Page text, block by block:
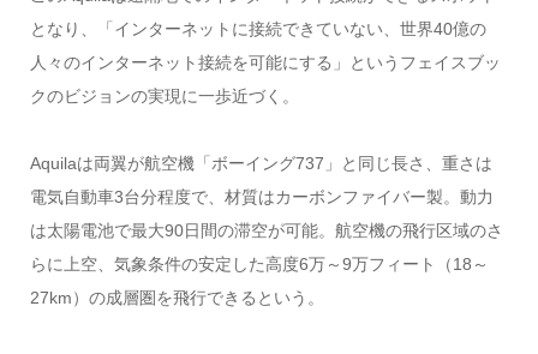
となり、「インターネットに接続できていない、世界40億の
人々のインターネット接続を可能にする」というフェイスブッ
クのビジョンの実現に一歩近づく。
Aquilaは両翼が航空機「ボーイング737」と同じ長さ、重さは
電気自動車3台分程度で、材質はカーボンファイバー製。動力
は太陽電池で最大90日間の滞空が可能。航空機の飛行区域のさ
らに上空、気象条件の安定した高度6万～9万フィート（18～
27km）の成層圏を飛行できるという。